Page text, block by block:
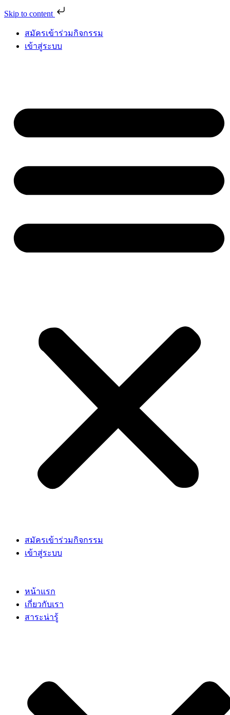
Skip to content
สมัครเข้าร่วมกิจกรรม
เข้าสู่ระบบ
สมัครเข้าร่วมกิจกรรม
เข้าสู่ระบบ
หน้าแรก
เกี่ยวกับเรา
สาระน่ารู้